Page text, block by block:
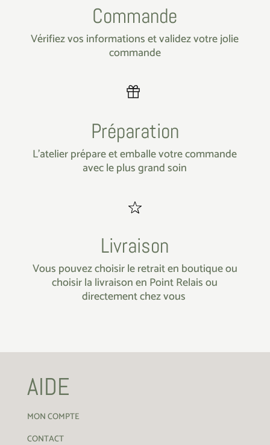
Commande
Vérifiez vos informations et validez votre jolie
commande
Préparation
L’atelier prépare et emballe votre commande
avec le plus grand soin
Livraison
Vous pouvez choisir le retrait en boutique ou
choisir la livraison en Point Relais ou
directement chez vous
AIDE
MON COMPTE
CONTACT